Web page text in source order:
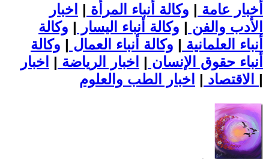
أخبار عامة | وكالة أنباء المرأة | اخبار
الأدب والفن | وكالة أنباء اليسار | وكالة
أنباء العلمانية | وكالة أنباء العمال | وكالة
أنباء حقوق الإنسان | اخبار الرياضة | اخبار
الاقتصاد | |